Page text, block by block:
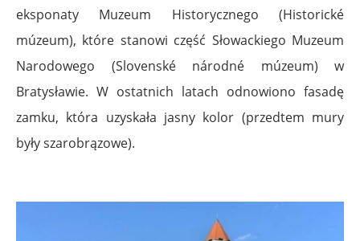
eksponaty Muzeum Historycznego (Historické
múzeum), które stanowi część Słowackiego Muzeum
Narodowego (Slovenské národné múzeum) w
Bratysławie. W ostatnich latach odnowiono fasadę
zamku, która uzyskała jasny kolor (przedtem mury
były szarobrązowe).